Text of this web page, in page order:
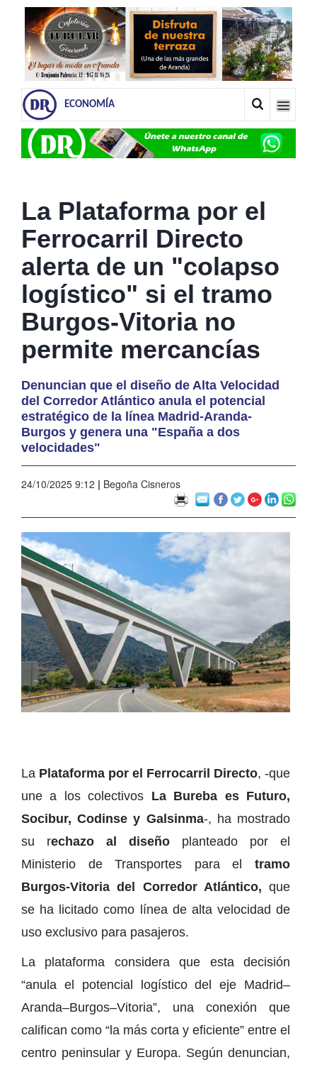
ECONOMÍA
La Plataforma por el
Ferrocarril Directo
alerta de un "colapso
logístico" si el tramo
Burgos-Vitoria no
permite mercancías
Denuncian que el diseño de Alta Velocidad
del Corredor Atlántico anula el potencial
estratégico de la línea Madrid-Aranda-
Burgos y genera una "España a dos
velocidades"
24/10/2025 9:12 | Begoña Cisneros
La Plataforma por el Ferrocarril Directo, -que
une a los colectivos La Bureba es Futuro,
Socibur, Codinse y Galsinma-, ha mostrado
su rechazo al diseño planteado por el
Ministerio de Transportes para el tramo
Burgos-Vitoria del Corredor Atlántico, que
se ha licitado como línea de alta velocidad de
uso exclusivo para pasajeros.
La plataforma considera que esta decisión
“anula el potencial logístico del eje Madrid–
Aranda–Burgos–Vitoria”, una conexión que
califican como “la más corta y eficiente” entre el
centro peninsular y Europa. Según denuncian,